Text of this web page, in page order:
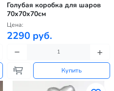
Голубая коробка для шаров
70х70х70см
Цена:
2290 руб.
Купить